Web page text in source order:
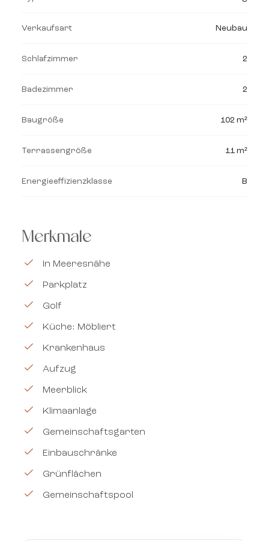
Verkaufsart Neubau
Schlafzimmer 2
Badezimmer 2
Baugröße 102 m²
Terrassengröße 11 m²
Energieeffizienzklasse B
Merkmale
In Meeresnähe
Parkplatz
Golf
Küche: Möbliert
Krankenhaus
Aufzug
Meerblick
Klimaanlage
Gemeinschaftsgarten
Einbauschränke
Grünflächen
Gemeinschaftspool